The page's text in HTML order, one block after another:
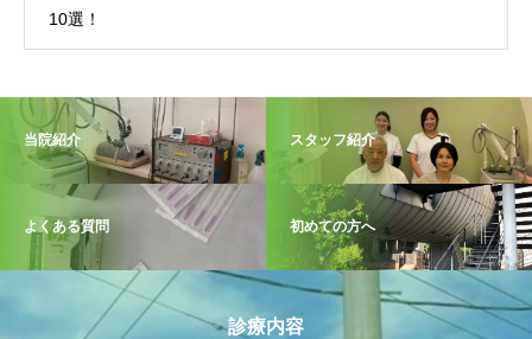
当院紹介 スタッフ紹介
よくある質問 初めての方へ
診療内容